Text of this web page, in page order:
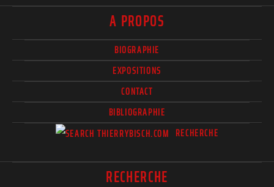
A PROPOS
BIOGRAPHIE
EXPOSITIONS
CONTACT
BIBLIOGRAPHIE
RECHERCHE
RECHERCHE